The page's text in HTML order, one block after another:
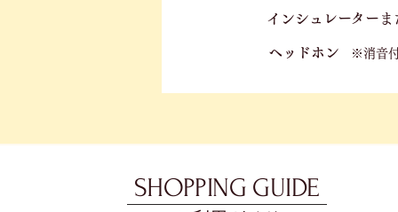
​ ​インシュレーター ま
ヘッドホン ※消音
SHOPPING GUIDE